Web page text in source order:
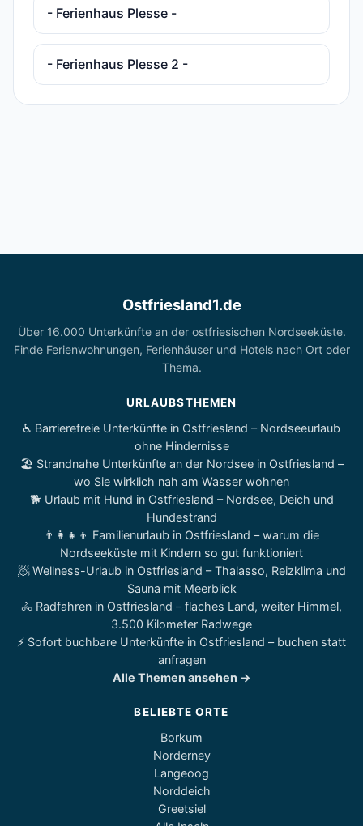
- Ferienhaus Plesse -
- Ferienhaus Plesse 2 -
Ostfriesland1.de
Über 16.000 Unterkünfte an der ostfriesischen Nordseeküste.
Finde Ferienwohnungen, Ferienhäuser und Hotels nach Ort oder
Thema.
URLAUBSTHEMEN
♿ Barrierefreie Unterkünfte in Ostfriesland – Nordseeurlaub
ohne Hindernisse
🏖️ Strandnahe Unterkünfte an der Nordsee in Ostfriesland –
wo Sie wirklich nah am Wasser wohnen
🐕 Urlaub mit Hund in Ostfriesland – Nordsee, Deich und
Hundestrand
👨‍👩‍👧‍👦 Familienurlaub in Ostfriesland – warum die
Nordseeküste mit Kindern so gut funktioniert
🧖 Wellness-Urlaub in Ostfriesland – Thalasso, Reizklima und
Sauna mit Meerblick
🚴 Radfahren in Ostfriesland – flaches Land, weiter Himmel,
3.500 Kilometer Radwege
⚡ Sofort buchbare Unterkünfte in Ostfriesland – buchen statt
anfragen
Alle Themen ansehen →
BELIEBTE ORTE
Borkum
Norderney
Langeoog
Norddeich
Greetsiel